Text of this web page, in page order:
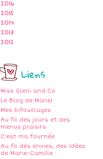
2016
2015
2014
2013
2012
Liens
Miss Gleni and Co
Le Blog de Manel
Mes bifouillages
Au fil des jours et des
menus plaisirs
C'est ma fournée
Au fil des envies, des idées
de Marie-Camille